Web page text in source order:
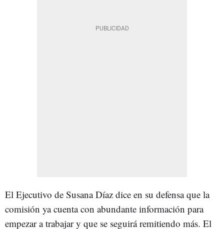
El Ejecutivo de Susana Díaz dice en su defensa que la
comisión ya cuenta con abundante información para
empezar a trabajar y que se seguirá remitiendo más. El